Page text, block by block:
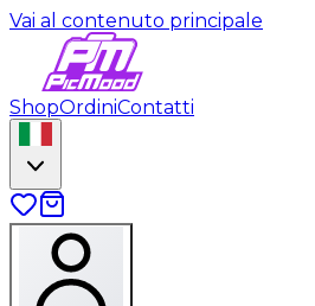
Vai al contenuto principale
ShopOrdiniContatti